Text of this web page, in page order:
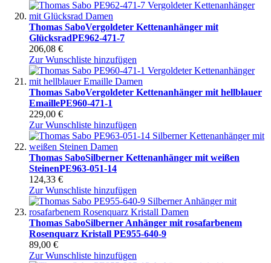
Thomas SaboVergoldeter Kettenanhänger mit
GlücksradPE962-471-7
206,08 €
Zur Wunschliste hinzufügen
Thomas SaboVergoldeter Kettenanhänger mit hellblauer
EmaillePE960-471-1
229,00 €
Zur Wunschliste hinzufügen
Thomas SaboSilberner Kettenanhänger mit weißen
SteinenPE963-051-14
124,33 €
Zur Wunschliste hinzufügen
Thomas SaboSilberner Anhänger mit rosafarbenem
Rosenquarz Kristall PE955-640-9
89,00 €
Zur Wunschliste hinzufügen